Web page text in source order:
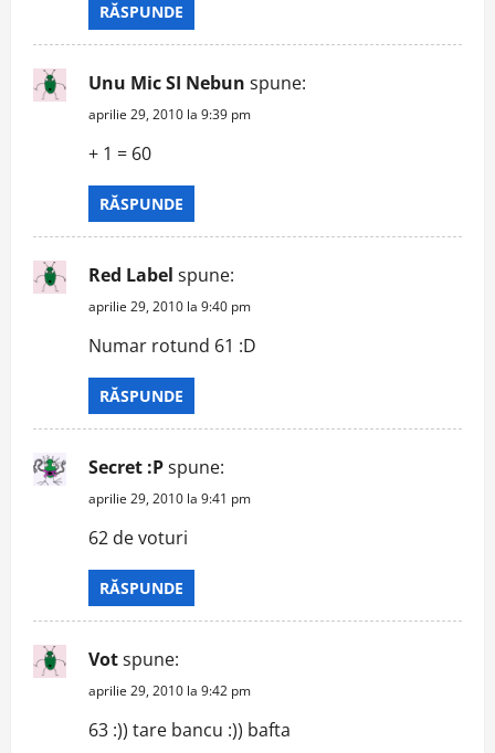
RĂSPUNDE
Unu Mic SI Nebun spune:
aprilie 29, 2010 la 9:39 pm
+ 1 = 60
RĂSPUNDE
Red Label spune:
aprilie 29, 2010 la 9:40 pm
Numar rotund 61 :D
RĂSPUNDE
Secret :Pspune:
aprilie 29, 2010 la 9:41 pm
62 de voturi
RĂSPUNDE
Votspune:
aprilie 29, 2010 la 9:42 pm
63 :)) tare bancu :)) bafta